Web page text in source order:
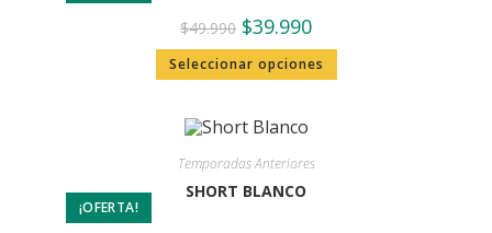
$49.990 $39.990
Seleccionar opciones
¡OFERTA!
Temporadas Anteriores
SHORT BLANCO